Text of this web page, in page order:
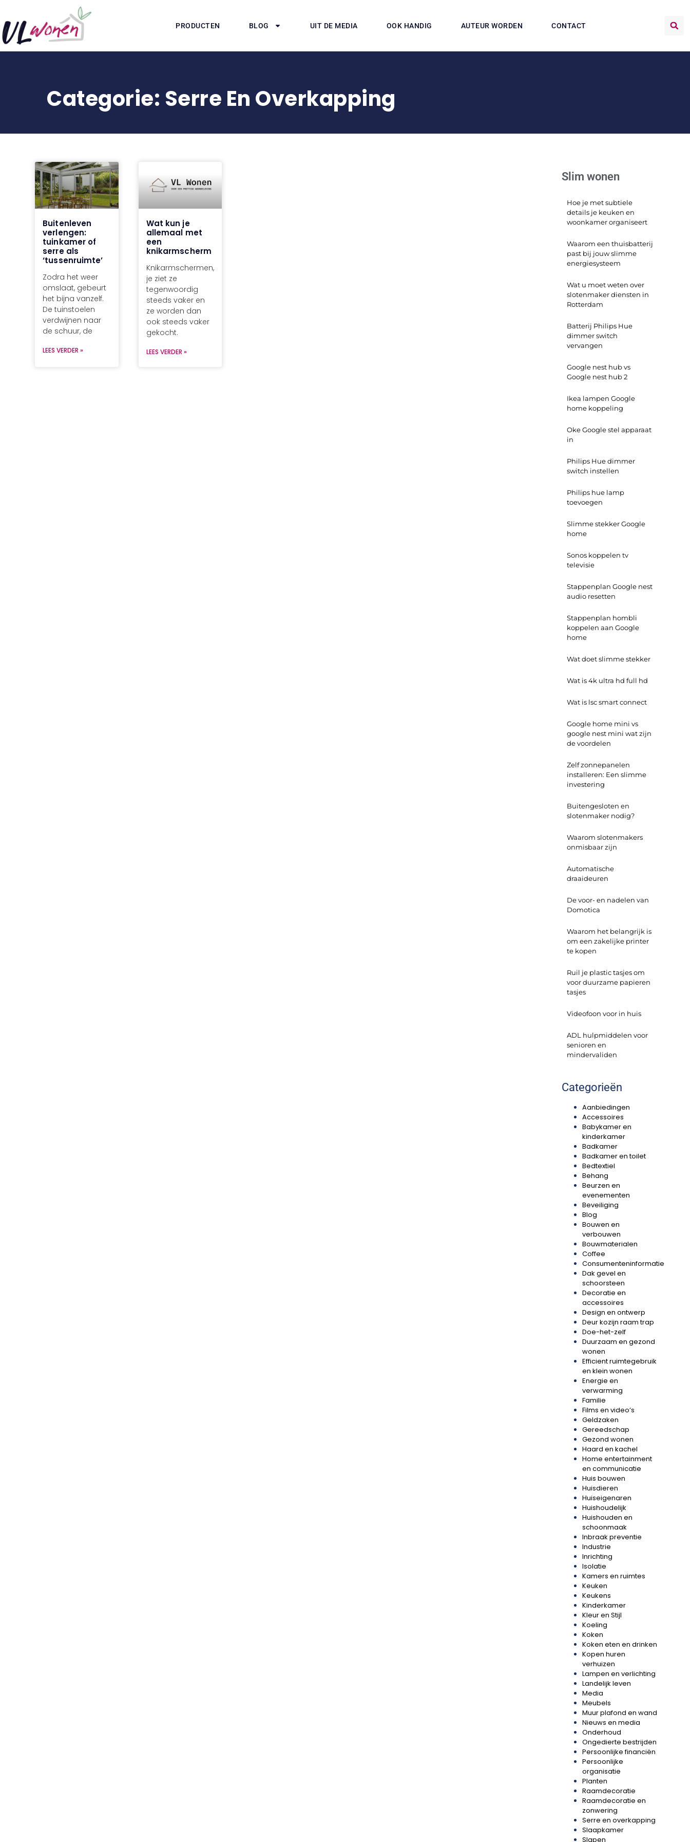
PRODUCTEN BLOG UIT DE MEDIA OOK HANDIG AUTEUR WORDEN CONTACT
Categorie: Serre En Overkapping
Buitenleven
verlengen:
tuinkamer of
serre als
‘tussenruimte’
Zodra het weer
omslaat, gebeurt
het bijna vanzelf.
De tuinstoelen
verdwijnen naar
de schuur, de
LEES VERDER »
Wat kun je
allemaal met
een
knikarmscherm
Knikarmschermen,
je ziet ze
tegenwoordig
steeds vaker en
ze worden dan
ook steeds vaker
gekocht.
LEES VERDER »
Slim wonen
Hoe je met subtiele
details je keuken en
woonkamer organiseert
Waarom een thuisbatterij
past bij jouw slimme
energiesysteem
Wat u moet weten over
slotenmaker diensten in
Rotterdam
Batterij Philips Hue
dimmer switch
vervangen
Google nest hub vs
Google nest hub 2
Ikea lampen Google
home koppeling
Oke Google stel apparaat
in
Philips Hue dimmer
switch instellen
Philips hue lamp
toevoegen
Slimme stekker Google
home
Sonos koppelen tv
televisie
Stappenplan Google nest
audio resetten
Stappenplan hombli
koppelen aan Google
home
Wat doet slimme stekker
Wat is 4k ultra hd full hd
Wat is lsc smart connect
Google home mini vs
google nest mini wat zijn
de voordelen
Zelf zonnepanelen
installeren: Een slimme
investering
Buitengesloten en
slotenmaker nodig?
Waarom slotenmakers
onmisbaar zijn
Automatische
draaideuren
De voor- en nadelen van
Domotica
Waarom het belangrijk is
om een zakelijke printer
te kopen
Ruil je plastic tasjes om
voor duurzame papieren
tasjes
Videofoon voor in huis
ADL hulpmiddelen voor
senioren en
mindervaliden
Categorieën
Aanbiedingen
Accessoires
Babykamer en
kinderkamer
Badkamer
Badkamer en toilet
Bedtextiel
Behang
Beurzen en
evenementen
Beveiliging
Blog
Bouwen en
verbouwen
Bouwmaterialen
Coffee
Consumenteninformatie
Dak gevel en
schoorsteen
Decoratie en
accessoires
Design en ontwerp
Deur kozijn raam trap
Doe-het-zelf
Duurzaam en gezond
wonen
Efficient ruimtegebruik
en klein wonen
Energie en
verwarming
Familie
Films en video’s
Geldzaken
Gereedschap
Gezond wonen
Haard en kachel
Home entertainment
en communicatie
Huis bouwen
Huisdieren
Huiseigenaren
Huishoudelijk
Huishouden en
schoonmaak
Inbraak preventie
Industrie
Inrichting
Isolatie
Kamers en ruimtes
Keuken
Keukens
Kinderkamer
Kleur en Stijl
Koeling
Koken
Koken eten en drinken
Kopen huren
verhuizen
Lampen en verlichting
Landelijk leven
Media
Meubels
Muur plafond en wand
Nieuws en media
Onderhoud
Ongedierte bestrijden
Persoonlijke financiën
Persoonlijke
organisatie
Planten
Raamdecoratie
Raamdecoratie en
zonwering
Serre en overkapping
Slaapkamer
Slapen